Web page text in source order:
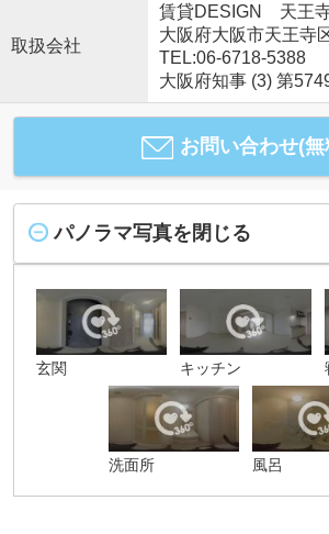
取扱会社
賃貸DESIGN 天王
大阪府大阪市天王寺
TEL:06-6718-5388
大阪府知事 (3) 第
お問い合わせ(無
パノラマ写真を閉じる
玄関 キッチン
洗面所 風呂